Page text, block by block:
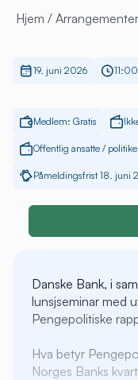
Hjem / Arrangementer
19. juni 2026
Medlem: Gratis
Offentlig ansatte /
Påmeldingsfrist 18.
Danske Bank, i
lunsjseminar med
Pengepolitiske
Hva betyr
Norges Banks